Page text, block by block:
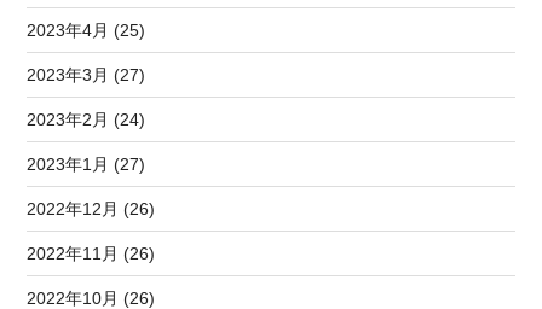
2023年4月 (25)
2023年3月 (27)
2023年2月 (24)
2023年1月 (27)
2022年12月 (26)
2022年11月 (26)
2022年10月 (26)